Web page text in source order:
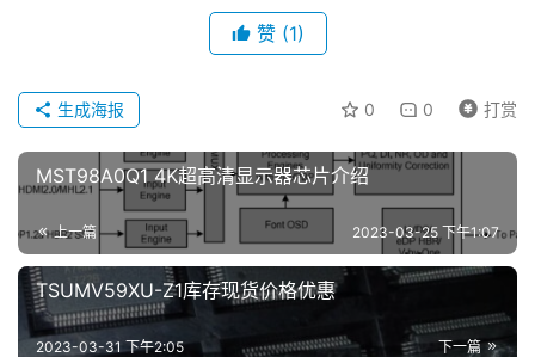
本
联
系
我
们
赞 (1)
0 0 打赏
生成海报
MST98A0Q1 4K超高清显示器芯片介绍
上一篇 2023-03-25 下午1:07
TSUMV59XU-Z1库存现货价格优惠
下一篇
2023-03-31 下午2:05